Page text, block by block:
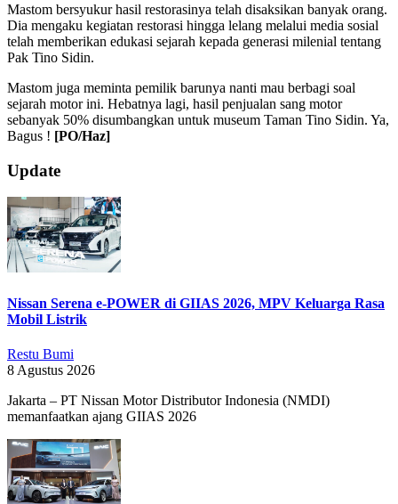
Mastom bersyukur hasil restorasinya telah disaksikan banyak orang.
Dia mengaku kegiatan restorasi hingga lelang melalui media sosial
telah memberikan edukasi sejarah kepada generasi milenial tentang
Pak Tino Sidin.
Mastom juga meminta pemilik barunya nanti mau berbagi soal
sejarah motor ini. Hebatnya lagi, hasil penjualan sang motor
sebanyak 50% disumbangkan untuk museum Taman Tino Sidin. Ya,
Bagus ! [PO/Haz]
2019-
09-
10
Update
Nissan Serena e-POWER di GIIAS 2026, MPV Keluarga Rasa
Mobil Listrik
Restu Bumi
8 Agustus 2026
Jakarta – PT Nissan Motor Distributor Indonesia (NMDI)
memanfaatkan ajang GIIAS 2026